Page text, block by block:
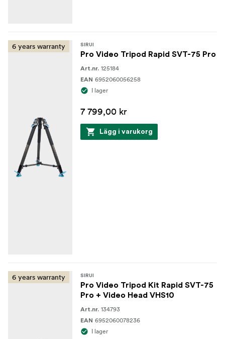
6 years warranty SIRUI
Pro Video Tripod Rapid SVT-75 Pro
Art.nr. 125184
EAN 6952060056258
I lager
7 799,00 kr
Lägg i varukorg
6 years warranty SIRUI
Pro Video Tripod Kit Rapid SVT-75
Pro + Video Head VHS10
Art.nr. 134793
EAN 6952060078236
I lager